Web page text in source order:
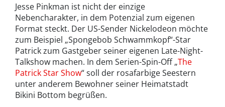
Jesse Pinkman ist nicht der einzige
Nebencharakter, in dem Potenzial zum eigenen
Format steckt. Der US-Sender Nickelodeon möchte
zum Beispiel „Spongebob Schwammkopf“-Star
Patrick zum Gastgeber seiner eigenen Late-Night-
Talkshow machen. In dem Serien-Spin-Off „The
Patrick Star Show“ soll der rosafarbige Seestern
unter anderem Bewohner seiner Heimatstadt
Bikini Bottom begrüßen.